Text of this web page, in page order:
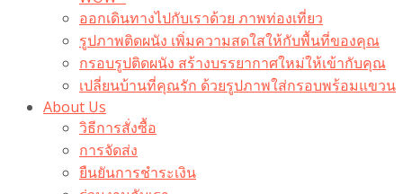
ออกเดินทางไปกับเราด้วย ภาพท่องเที่ยว
รูปภาพติดผนัง เพิ่มความสดใสให้กับพื้นที่ของคุณ
กรอบรูปติดผนัง สร้างบรรยากาศใหม่ให้เข้ากับคุณ
เปลี่ยนบ้านที่คุณรัก ด้วยรูปภาพใส่กรอบพร้อมแขวน​
About Us
วิธีการสั่งซื้อ
การจัดส่ง
ยืนยันการชำระเงิน